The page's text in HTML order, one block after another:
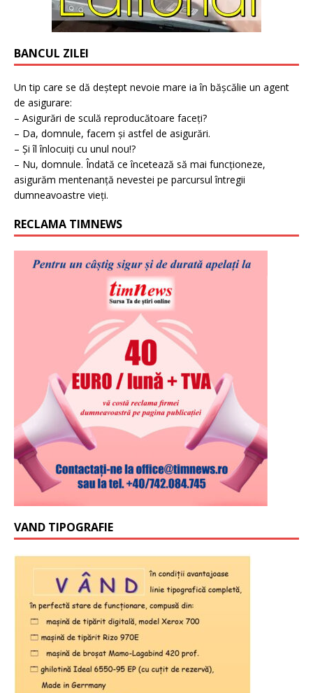
BANCUL ZILEI
Un tip care se dă deștept nevoie mare ia în bășcălie un agent
de asigurare:
– Asigurări de sculă reproducătoare faceți?
– Da, domnule, facem și astfel de asigurări.
– Și îl înlocuiți cu unul nou!?
– Nu, domnule. Îndată ce încetează să mai funcționeze,
asigurăm mentenanță nevestei pe parcursul întregii
dumneavoastre vieți.
RECLAMA TIMNEWS
VAND TIPOGRAFIE